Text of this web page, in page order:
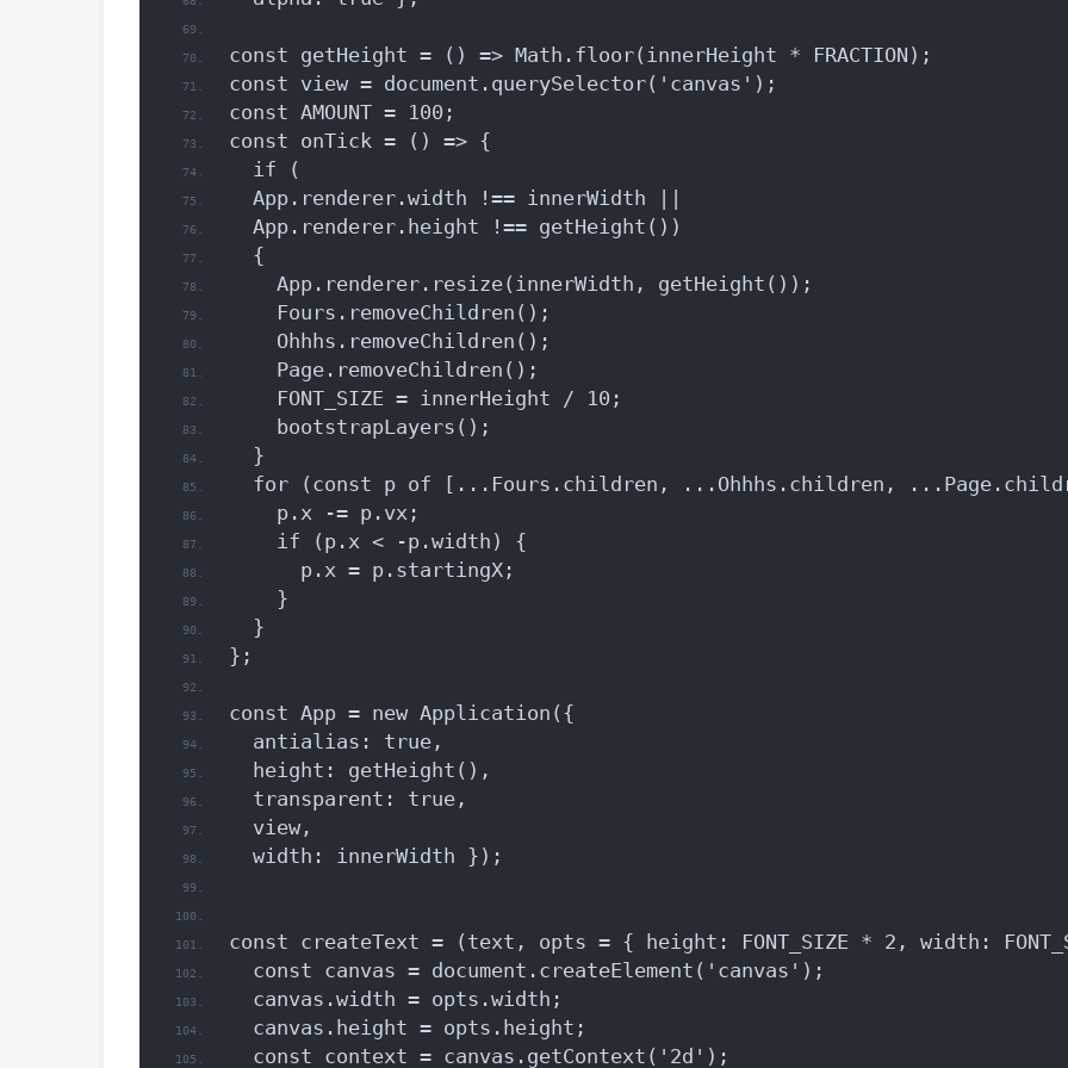
const getHeight = () => Math.floor(innerHeight * FRACTION);
const view = document.querySelector('canvas');
const AMOUNT = 100;
const onTick = () => {
  if (
  App.renderer.width !== innerWidth ||
  App.renderer.height !== getHeight())
  {
    App.renderer.resize(innerWidth, getHeight());
    Fours.removeChildren();
    Ohhhs.removeChildren();
    Page.removeChildren();
    FONT_SIZE = innerHeight / 10;
    bootstrapLayers();
  }
for (const p of [...Fours.children, ...Ohhhs.children,
    p.x -= p.vx;
    if (p.x < -p.width) {
      p.x = p.startingX;
    }
  }
};
const App = new Application({
  antialias: true,
  height: getHeight(),
  transparent: true,
  view,
  width: innerWidth });
const createText = (text, opts = { height: FONT_SIZE * 2, width:
  const canvas = document.createElement('canvas');
  canvas.width = opts.width;
  canvas.height = opts.height;
  const context = canvas.getContext('2d');